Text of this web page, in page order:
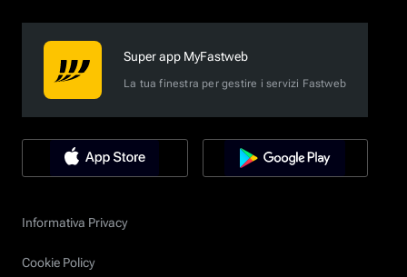
Super app MyFastweb
La tua finestra per gestire i servizi Fastweb
Informativa Privacy
Cookie Policy